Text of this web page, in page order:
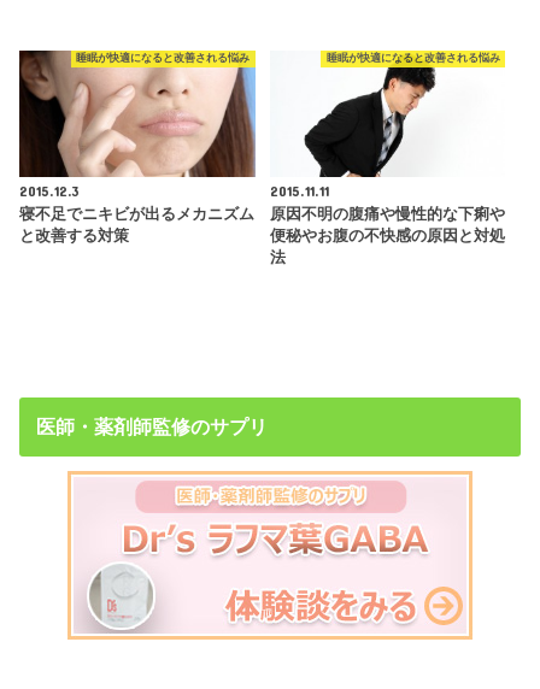
睡眠が快適になると改善される悩み
2015.12.3
寝不足でニキビが出るメカニズム
と改善する対策
睡眠が快適になると改善される悩み
2015.11.11
原因不明の腹痛や慢性的な下痢や
便秘やお腹の不快感の原因と対処
法
医師・薬剤師監修のサプリ